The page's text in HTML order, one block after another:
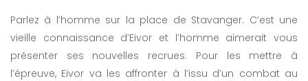
Parlez à l’homme sur la place de Stavanger. C’est une
vieille connaissance d’Eivor et l’homme aimerait vous
présenter ses nouvelles recrues. Pour les mettre à
l’épreuve, Eivor va les affronter à l’issu d’un combat au